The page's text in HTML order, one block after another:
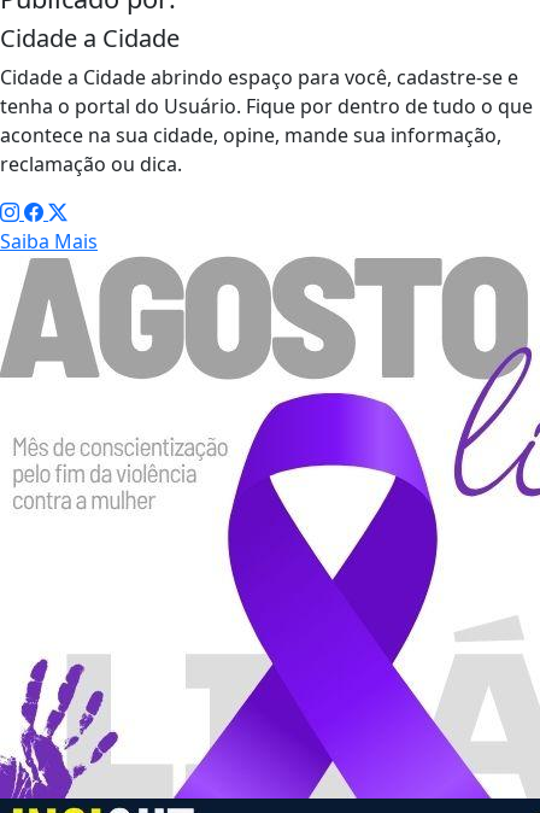
Cidade a Cidade
Cidade a Cidade abrindo espaço para você, cadastre-se e
tenha o portal do Usuário. Fique por dentro de tudo o que
acontece na sua cidade, opine, mande sua informação,
reclamação ou dica.
Saiba Mais